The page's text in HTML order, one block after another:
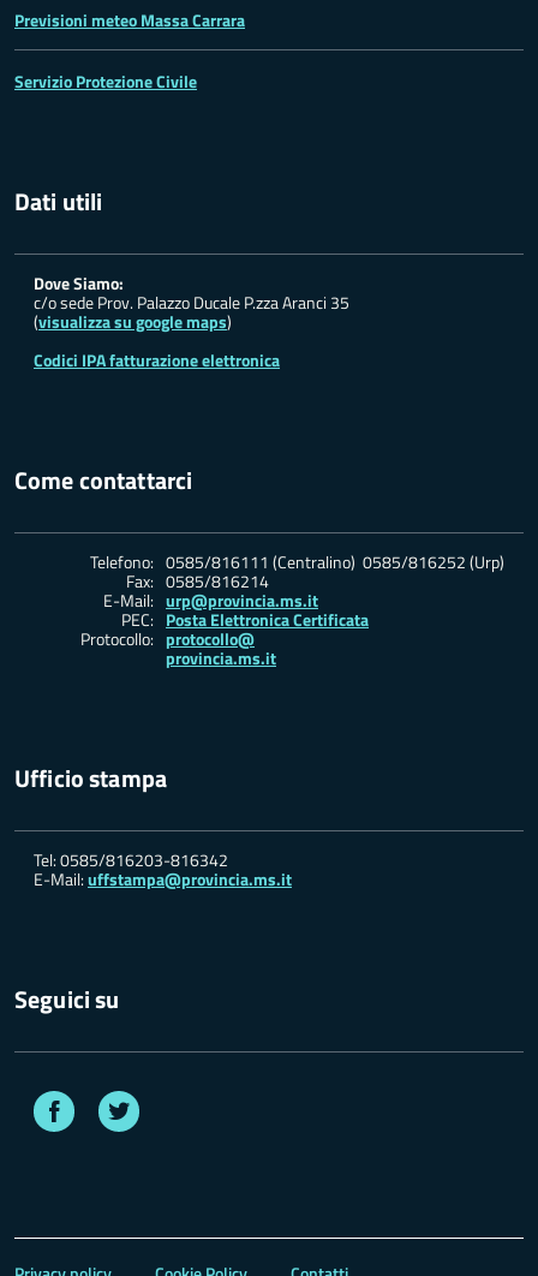
Previsioni meteo Massa Carrara
Servizio Protezione Civile
Dati utili
Dove Siamo:
c/o sede Prov. Palazzo Ducale P.zza Aranci 35
(visualizza su google maps)
Codici IPA fatturazione elettronica
Come contattarci
Telefono: 0585/816111 (Centralino) 0585/816252 (Urp)
Fax: 0585/816214
E-Mail: urp@provincia.ms.it
PEC: Posta Elettronica Certificata
Protocollo: protocollo@
provincia.ms.it
Ufficio stampa
Tel: 0585/816203-816342
E-Mail:uffstampa@provincia.ms.it
Seguici su
Facebook